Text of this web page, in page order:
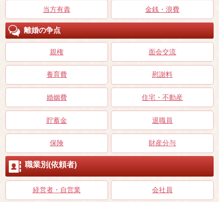
当方有責 金銭・浪費
離婚の争点
親権 面会交流
養育費 慰謝料
婚姻費 住宅・不動産
貯蓄金 退職員
保険 財産分与
職業別(依頼者)
経営者・自営業 会社員